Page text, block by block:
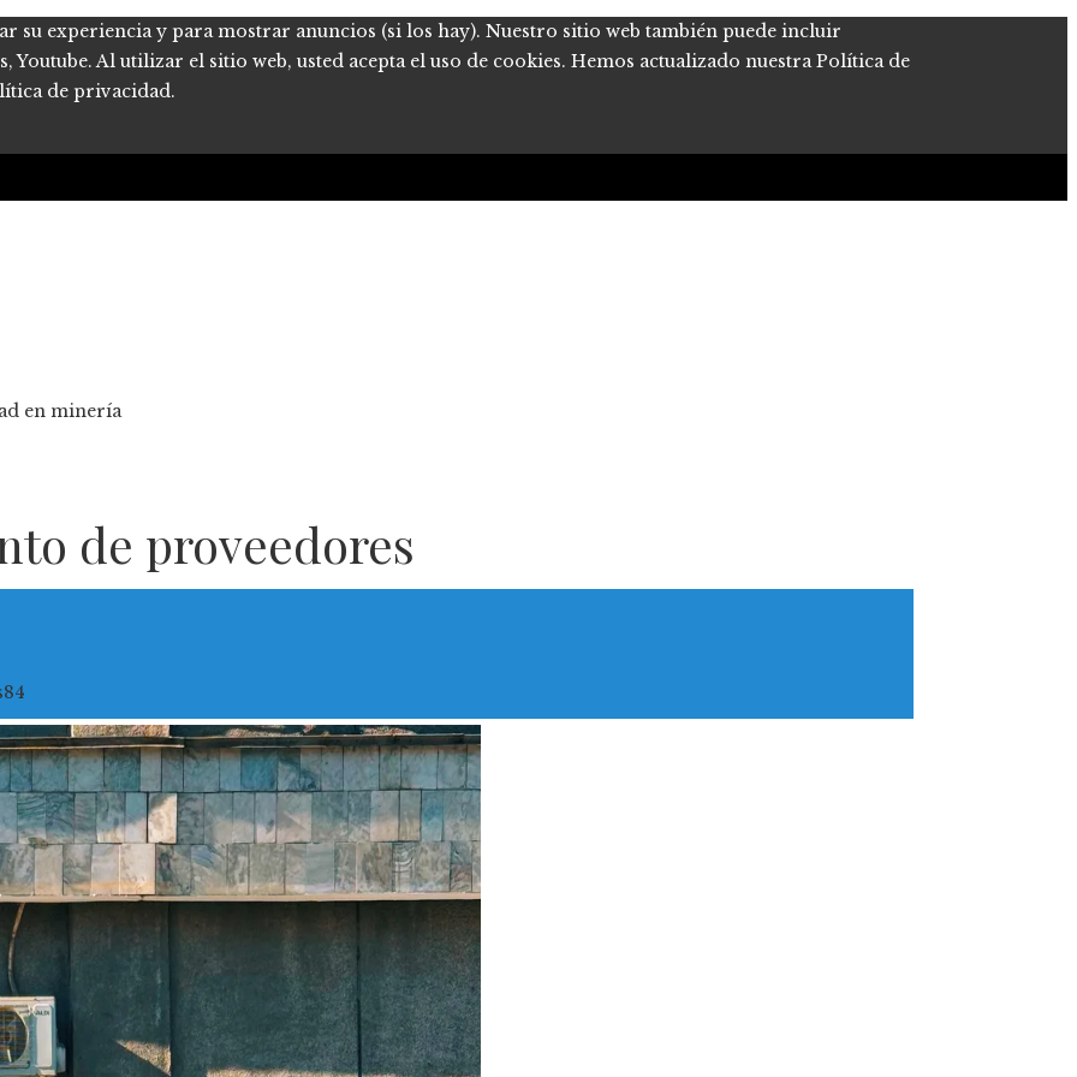
su experiencia y para mostrar anuncios (si los hay). Nuestro sitio web también puede incluir
Youtube. Al utilizar el sitio web, usted acepta el uso de cookies. Hemos actualizado nuestra Política de
de privacidad.
en minería
de proveedores
84